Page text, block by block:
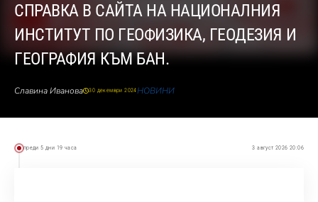
СПРАВКА В САЙТА НА НАЦИОНАЛНИЯ
ИНСТИТУТ ПО ГЕОФИЗИКА, ГЕОДЕЗИЯ И
ГЕОГРАФИЯ КЪМ БАН.
Славина Иванова 30 декември 2024НОВИНИ
преди 5 дни 19 часа 3 август 2026 20:06